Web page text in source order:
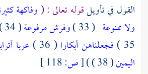
القول في تأويلقوله تعالى : (وفاكهة
ولا ممنوعة ( 33 ) وفرش مرفوعة( 34 )
35 ) فجعلناهن أبكارا ( 36 ) عربا
اليمين( 38 ) )
[ص: